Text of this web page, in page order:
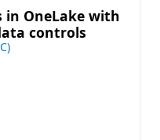
in OneLake with
controls